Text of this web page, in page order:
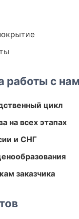
работы с
цикл
на всех этапах
и СНГ
заказчика